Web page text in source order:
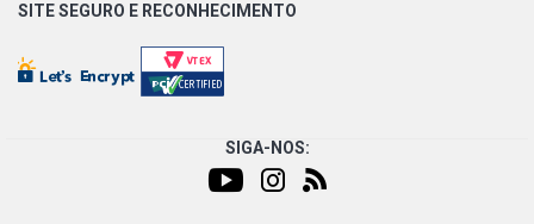
SITE SEGURO E RECONHECIMENTO
SIGA-NOS: